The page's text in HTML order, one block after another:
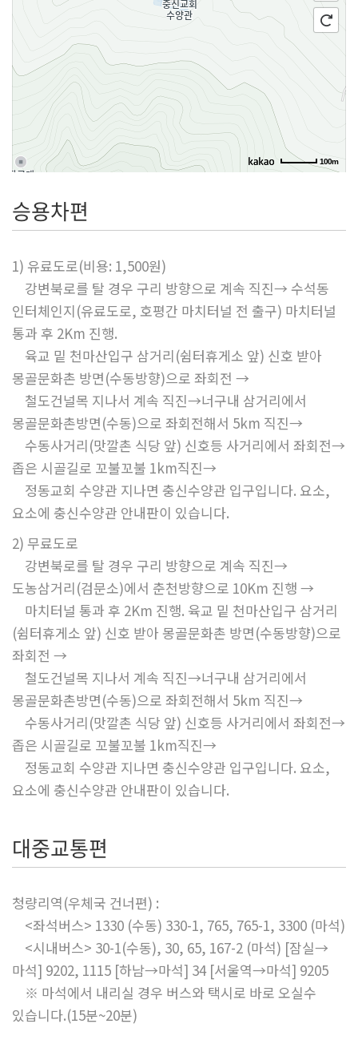
100m
승용차편
1) 유료도로(비용: 1,500원)
강변북로를 탈 경우 구리 방향으로 계속 직진→ 수석동
인터체인지(유료도로, 호평간 마치터널 전 출구) 마치터널
통과 후 2Km 진행.
육교 밑 천마산입구 삼거리(쉼터휴게소 앞) 신호 받아
몽골문화촌 방면(수동방향)으로 좌회전 →
철도건널목 지나서 계속 직진→너구내 삼거리에서
몽골문화촌방면(수동)으로 좌회전해서 5km 직진→
수동사거리(맛깔촌 식당 앞) 신호등 사거리에서 좌회전→
좁은 시골길로 꼬불꼬불 1km직진→
정동교회 수양관 지나면 충신수양관 입구입니다. 요소,
요소에 충신수양관 안내판이 있습니다.
2) 무료도로
강변북로를 탈 경우 구리 방향으로 계속 직진→
도농삼거리(검문소)에서 춘천방향으로 10Km 진행 →
마치터널 통과 후 2Km 진행. 육교 밑 천마산입구 삼거리
(쉼터휴게소 앞) 신호 받아 몽골문화촌 방면(수동방향)으로
좌회전 →
철도건널목 지나서 계속 직진→너구내 삼거리에서
몽골문화촌방면(수동)으로 좌회전해서 5km 직진→
수동사거리(맛깔촌 식당 앞) 신호등 사거리에서 좌회전→
좁은 시골길로 꼬불꼬불 1km직진→
정동교회 수양관 지나면 충신수양관 입구입니다. 요소,
요소에 충신수양관 안내판이 있습니다.
대중교통편
청량리역(우체국 건너편) :
<좌석버스> 1330 (수동) 330-1, 765, 765-1, 3300 (마석)
<시내버스> 30-1(수동), 30, 65, 167-2 (마석) [잠실→
마석] 9202, 1115 [하남→마석] 34 [서울역→마석] 9205
※ 마석에서 내리실 경우 버스와 택시로 바로 오실수
있습니다.(15분~20분)